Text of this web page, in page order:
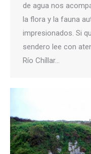
de agua nos
la flora y la fauna
impresionados. Si
sendero lee con
Río Chíllar…